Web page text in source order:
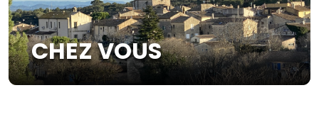
CHEZ VOUS